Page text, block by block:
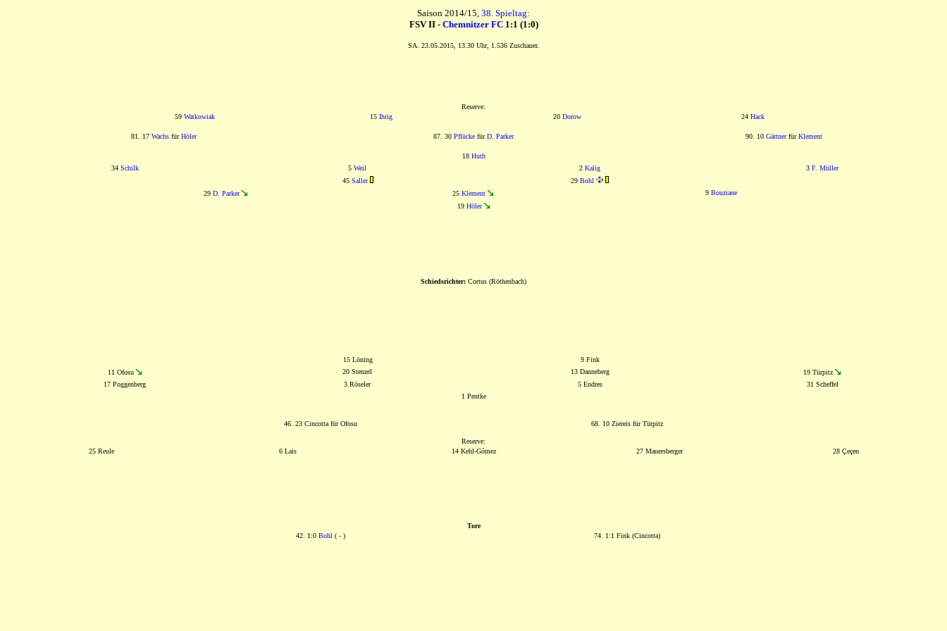
Saison 2014/15, 38. Spieltag:
FSV II - Chemnitzer FC1:1 (1:0)
SA. 23.05.2015, 13.30 Uhr, 1.536 Zuschauer.
Reserve:
59 Watkowiak 15 Ihrig 20 Dorow 24 Hack
81. 17 WachsfürHöler 87. 30 Pflücke fürD. Parker 90. 10 GärtnerfürKlement
18 Huth
34 Schilk 5 Weil 2 Kalig 3 F. Müller
45 Saller 29 Bohl
29 D. Parker 25 Klement 9 Bouziane
19 Höler
Schiedsrichter: Cortus (Röthenbach)
15 Löning
9 Fink
11 Ofosu
20 Stenzel 13 Danneberg
19 Türpitz
17 Poggenberg
3 Röseler 5 Endres
31 Scheffel
1 Pentke
46. 23 Cincotta für Ofosu 68. 10 Ziereis für Türpitz
Reserve:
25 Reule
6 Lais 14 Kehl-Gómez 27 Mauersberger 28 Çeçen
Tore
42. 1:0 Bohl ( - ) 74. 1:1 Fink (Cincotta)